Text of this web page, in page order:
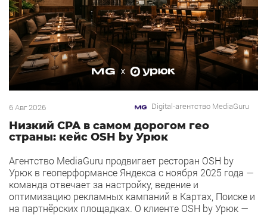
6 Авг 2026 Digital-агентство MediaGuru
Низкий CPA в самом дорогом гео
страны: кейс OSH by Урюк
Агентство MediaGuru продвигает ресторан OSH by
Урюк в геоперформансе Яндекса с ноября 2025 года —
команда отвечает за настройку, ведение и
оптимизацию рекламных кампаний в Картах, Поиске и
на партнёрских площадках. О клиенте OSH by Урюк —